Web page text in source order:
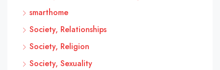
smarthome
Society, Relationships
Society, Religion
Society, Sexuality